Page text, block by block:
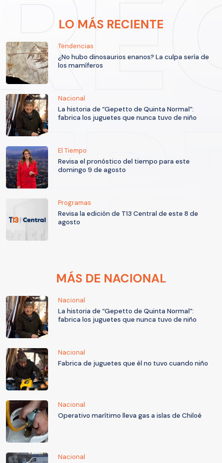
LO MÁS RECIENTE
Tendencias
¿No hubo dinosaurios enanos? La culpa sería de
los mamíferos
Nacional
La historia de “Gepetto de Quinta Normal”:
fabrica los juguetes que nunca tuvo de niño
El Tiempo
Revisa el pronóstico del tiempo para este
domingo 9 de agosto
Programas
Revisa la edición de T13 Central de este 8 de
agosto
MÁS DE NACIONAL
Nacional
La historia de “Gepetto de Quinta Normal”:
fabrica los juguetes que nunca tuvo de niño
Nacional
Fabrica de juguetes que él no tuvo cuando niño
Nacional
Operativo marítimo lleva gas a islas de Chiloé
Nacional